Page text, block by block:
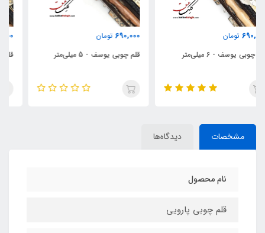
690,000
قلم چوبی یوسف - 5 میلی‌متر
690,000
قلم چوبی یوسف - 4 میلی‌متر
مشخصات دیدگاه‌ها
نام محصول
قلم چوبی پارویی